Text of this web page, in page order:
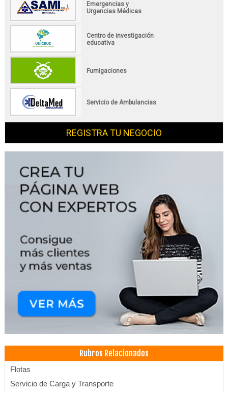
Emergencias y
Urgencias Médicas
Centro de investigación
educativa
Fumigaciones
Servicio de Ambulancias
REGISTRA TU NEGOCIO
Rubros Relacionados
Flotas
Servicio de Carga y Transporte